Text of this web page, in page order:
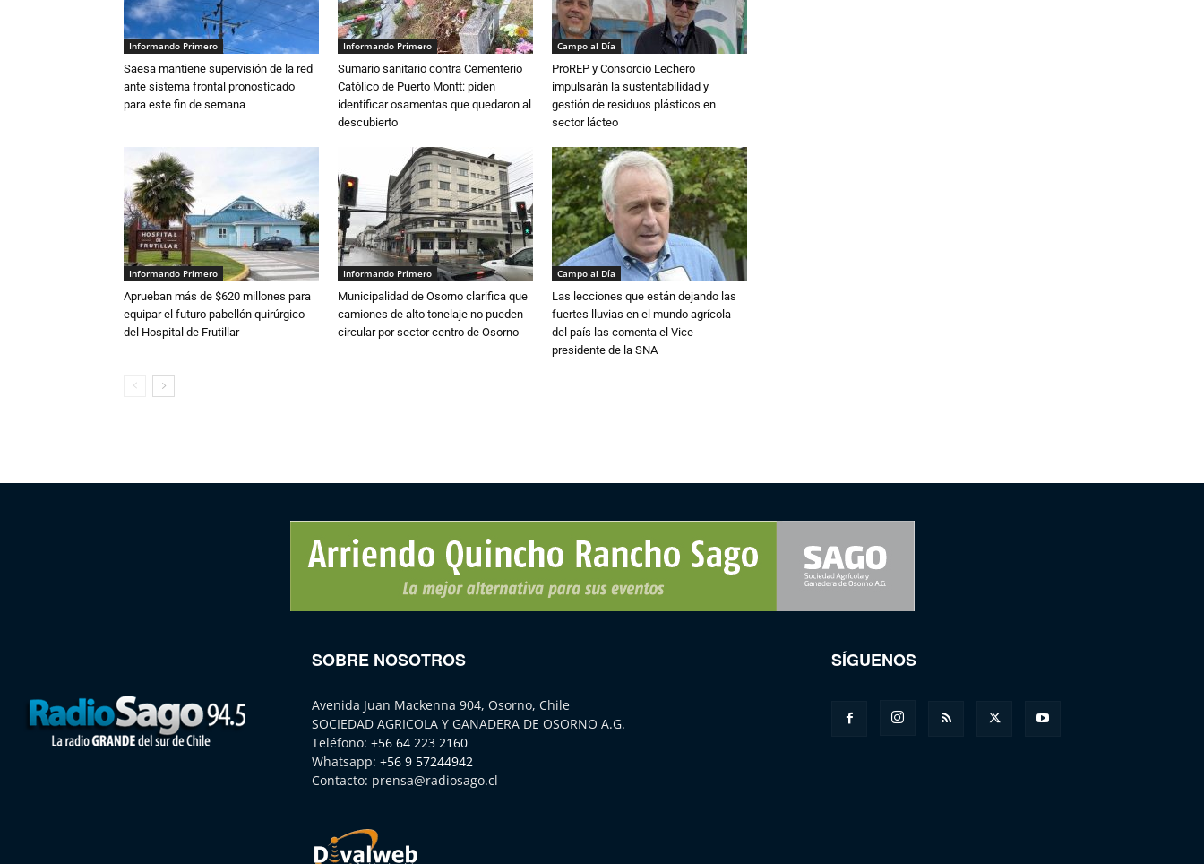
Informando Primero
Saesa mantiene supervisión de la red
ante sistema frontal pronosticado
para este fin de semana
Informando Primero
Sumario sanitario contra Cementerio
Católico de Puerto Montt: piden
identificar osamentas que quedaron al
descubierto
Campo al Día
ProREP y Consorcio Lechero
impulsarán la sustentabilidad y
gestión de residuos plásticos en
sector lácteo
Informando Primero
Aprueban más de $620 millones para
equipar el futuro pabellón quirúrgico
del Hospital de Frutillar
Informando Primero
Municipalidad de Osorno clarifica que
camiones de alto tonelaje no pueden
circular por sector centro de Osorno
Campo al Día
Las lecciones que están dejando las
fuertes lluvias en el mundo agrícola
del país las comenta el Vice-
presidente de la SNA
SOBRE NOSOTROS
Avenida Juan Mackenna 904, Osorno, Chile
SOCIEDAD AGRICOLA Y GANADERA DE OSORNO A.G.
Teléfono: +56 64 223 2160
Whatsapp: +56 9 57244942
Contacto: prensa@radiosago.cl
SÍGUENOS